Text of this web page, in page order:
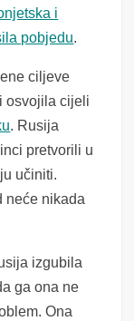
i
pobjedu.
ciljeve
osvojila cijeli
. Rusija
pretvorili u
učiniti.
neće nikada
izgubila
ga ona ne
Ona